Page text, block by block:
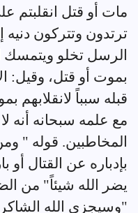
مات أو قتل انقلبتم
ترتدون وتتركون
الرسل تخلو ويتمسك
بموت أو قتل، وقيل:
قبله سبباً لانقلابهم
مع علمه سبحانه أنه
المخاطبين. قوله "
بإدباره عن القتال أو
يضر الله شيئاً" من
"وسيجزي الله